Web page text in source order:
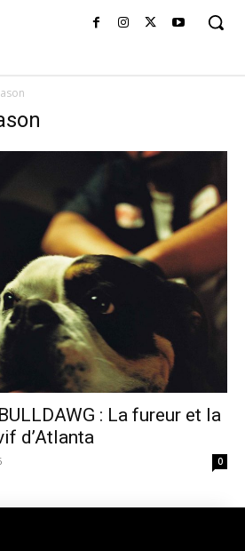
: La fureur et la
d’Atlanta
0